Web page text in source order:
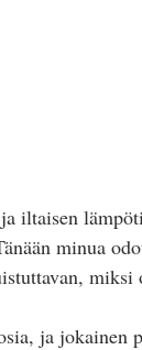
iltaisen
minua
ja jokainen